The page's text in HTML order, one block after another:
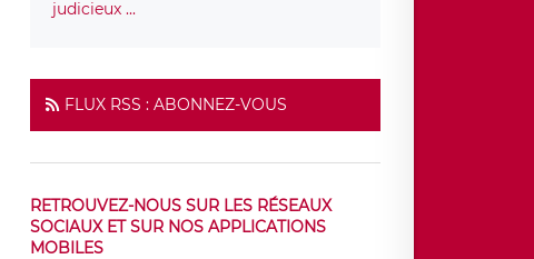
judicieux ...
FLUX RSS : ABONNEZ-VOUS
RETROUVEZ-NOUS SUR LES RÉSEAUX
SOCIAUX ET SUR NOS APPLICATIONS
MOBILES